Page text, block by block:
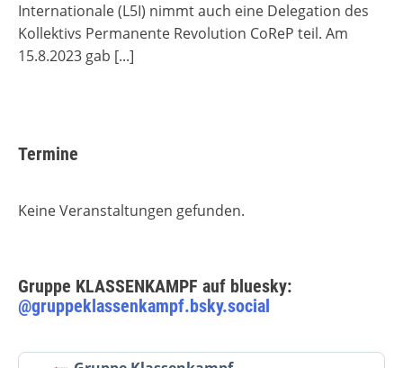
Internationale (L5I) nimmt auch eine Delegation des
Kollektivs Permanente Revolution CoReP teil. Am
15.8.2023 gab [...]
Termine
Keine Veranstaltungen gefunden.
Gruppe KLASSENKAMPF auf bluesky:
@gruppeklassenkampf.bsky.social